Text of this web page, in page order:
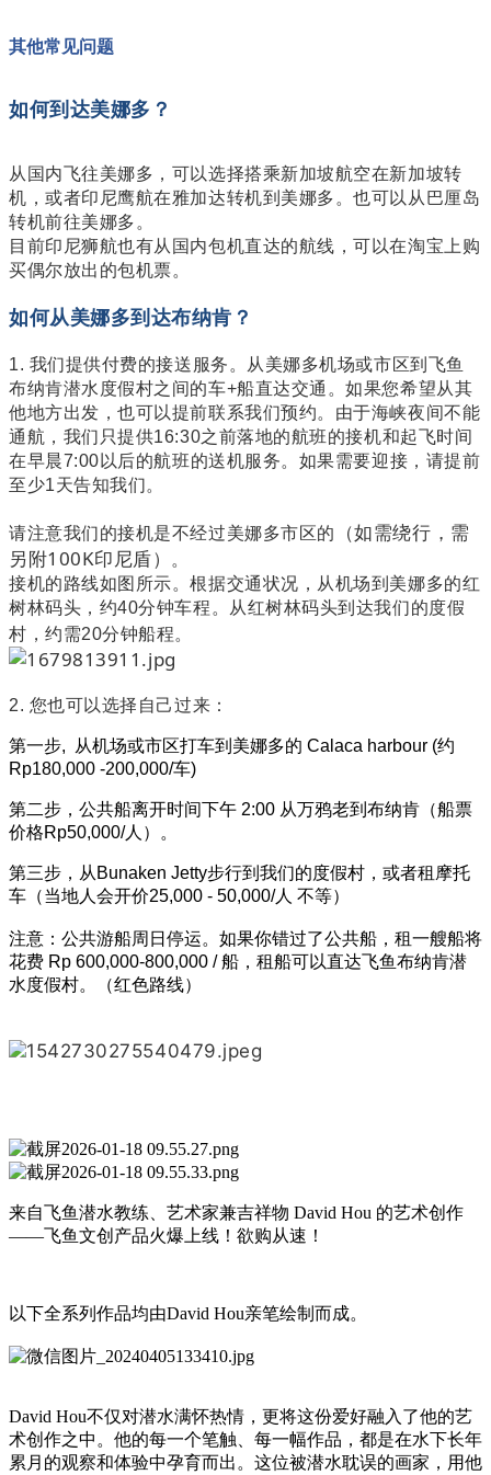
其他常见问题
如何到达美娜多？
从国内飞往美娜多，可以选择搭乘新加坡航空在新加坡转
机，或者印尼鹰航在雅加达转机到美娜多。也可以从巴厘岛
转机前往美娜多。
目前印尼狮航也有从国内包机直达的航线，可以在淘宝上购
买偶尔放出的包机票。
如何从美娜多到达布纳肯？
1. 我们提供付费的接送服务。从美娜多机场或市区到飞鱼
布纳肯潜水度假村之间的车+船直达交通。如果您希望从其
他地方出发，也可以提前联系我们预约。由于海峡夜间不能
通航，我们只提供16:30之前落地的航班的接机和起飞时间
在早晨7:00以后的航班的送机服务。如果需要迎接，请提前
至少1天告知我们。
请注意我们的接机是不经过美娜多市区的
（如需绕行，需
另附100K印尼盾）
。
接机的路线如图所示。根据交通状况，从机场到美娜多的红
树林码头，约40分钟车程。从红树林码头到达我们的度假
村，约需20分钟船程。
2. 您也可以选择 自己过来：
第一步, 从机场或市区打车到美娜多的 Calaca harbour (约
Rp180,000 -200,000/车)
第二步，公共船离开时间下午 2:00 从万鸦老到布纳肯（船票
价格Rp50,000/人）。
第三步，从Bunaken Jetty步行到我们的度假村，或者租摩托
车（当地人会开价25,000 - 50,000/人 不等）
注意：公共游船周日停运。如果你错过了公共船，租一艘船将
花费 Rp 600,000-800,000 / 船，租船可以直达飞鱼布纳肯潜
水度假村。（红色路线）
来自飞鱼潜水教练、艺术家兼吉祥物 David Hou 的艺术创作
——飞鱼文创产品火爆上线！欲购从速！
以下全系列作品均由David Hou亲笔绘制而成。
David Hou不仅对潜水满怀热情，更将这份爱好融入了他的艺
术创作之中。他的每一个笔触、每一幅作品，都是在水下长年
累月的观察和体验中孕育而出。这位被潜水耽误的画家，用他